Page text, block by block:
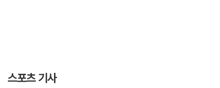
스포츠 기사